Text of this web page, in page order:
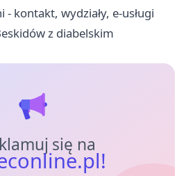
- kontakt, wydziały, e-usługi
z diabelskim
się na